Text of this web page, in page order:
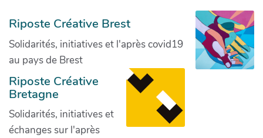
Riposte Créative Brest
Solidarités, initiatives et l'après covid19
au pays de Brest
Riposte Créative
Bretagne
Solidarités, initiatives et
échanges sur l'après